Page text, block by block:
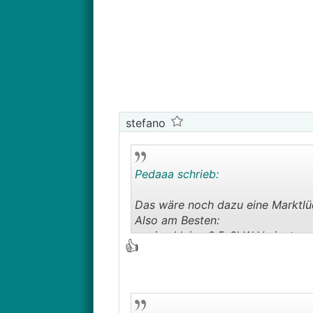
stefano
Pedaaa schrieb:
Das wäre noch dazu eine
Also am Besten:
• eine kleine 0,5-6kW Variante
• eine "große" 1,5-9kW Variante
• optional zusätzlich mit fertig
👍